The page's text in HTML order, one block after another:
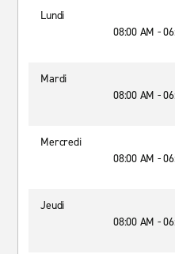
Lundi
08:00 AM -
Mardi
08:00 AM -
Mercredi
08:00 AM -
Jeudi
08:00 AM -